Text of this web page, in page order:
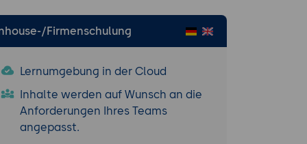
Firmenschulung
Lernumgebung in der Cloud
Inhalte werden auf Wunsch an die
Anforderungen Ihres Teams
angepasst.